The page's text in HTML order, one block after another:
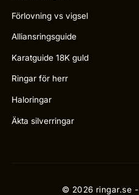
Förlovning vs vigsel
Alliansringsguide
Karatguide 18K guld
Ringar för herr
Haloringar
Äkta silverringar
© 2026 ringar.se -